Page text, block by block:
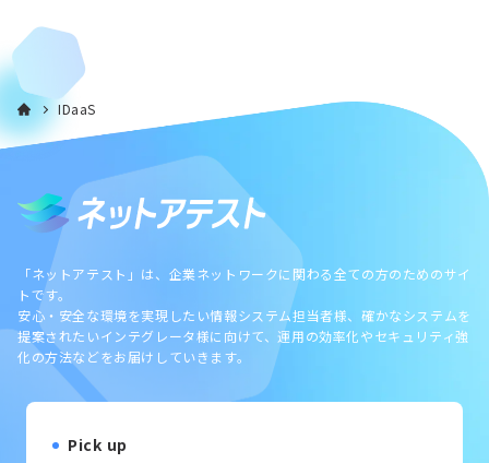
IDaaS
「ネットアテスト」は、企業ネットワークに関わる全ての方のためのサイ
トです。
安心・安全な環境を実現したい情報システム担当者様、確かなシステムを
提案されたいインテグレータ様に向けて、運用の効率化やセキュリティ強
化の方法などをお届けしていきます。
Pick up